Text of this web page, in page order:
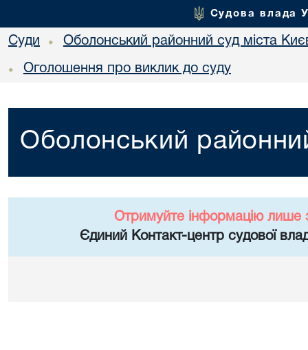
Судова влада
Суди • Оболонський районний суд міста
• Оголошення про виклик до суду
Оболонський
Отримуйте інформацію лише
Єдиний Контакт-центр судової